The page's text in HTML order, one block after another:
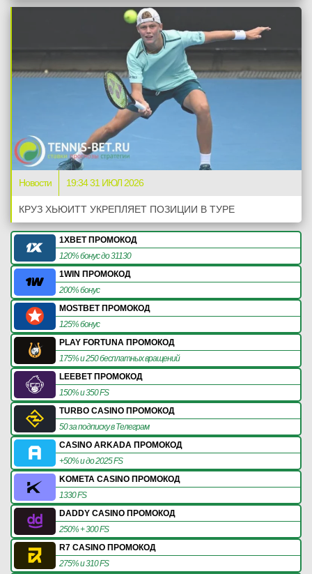
Новости 19:34 31 ИЮЛ 2026
КРУЗ ХЬЮИТТ УКРЕПЛЯЕТ ПОЗИЦИИ В ТУРЕ
1XBET ПРОМОКОД
120% бонус до 31130
1WIN ПРОМОКОД
200% бонус
MOSTBET ПРОМОКОД
125% бонус
PLAY FORTUNA ПРОМОКОД
175% и 250 бесплатных вращений
LEEBET ПРОМОКОД
150% и 350 FS
TURBO CASINO ПРОМОКОД
50 за подписку в Телеграм
CASINO ARKADA ПРОМОКОД
+50% и до 2025 FS
KOMETA CASINO ПРОМОКОД
1330 FS
DADDY CASINO ПРОМОКОД
250% + 300 FS
R7 CASINO ПРОМОКОД
275% и 310 FS